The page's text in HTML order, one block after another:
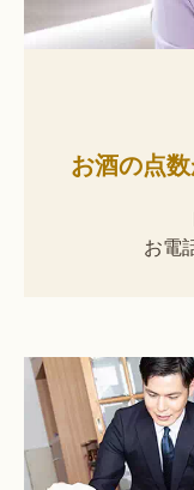
お酒の点
お電